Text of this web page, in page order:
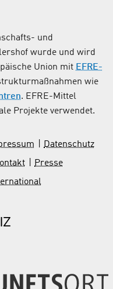
und
wurde und wird
Union mit EFRE-
wie
. EFRE-Mittel
Projekte verwendet.
Datenschutz
Presse